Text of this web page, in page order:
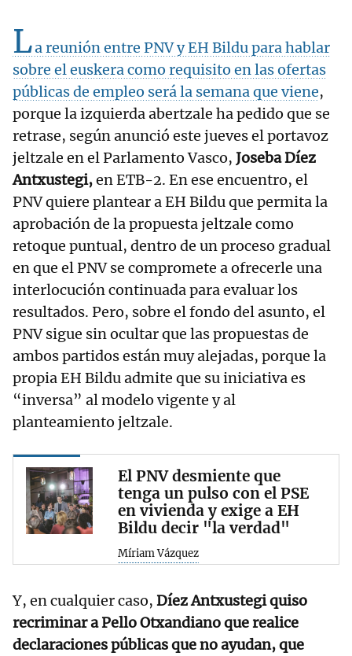
La reunión entre PNV y EH Bildu para hablar
sobre el euskera como requisito en las ofertas
públicas de empleo será la semana que viene,
porque la izquierda abertzale ha pedido que se
retrase, según anunció este jueves el portavoz
jeltzale en el Parlamento Vasco, Joseba Díez
Antxustegi,en ETB-2. En ese encuentro, el
PNV quiere plantear a EH Bildu que permita la
aprobación de la propuesta jeltzale como
retoque puntual, dentro de un proceso gradual
en que el PNV se compromete a ofrecerle una
interlocución continuada para evaluar los
resultados. Pero, sobre el fondo del asunto, el
PNV sigue sin ocultar que las propuestas de
ambos partidos están muy alejadas, porque la
propia EH Bildu admite que su iniciativa es
“inversa” al modelo vigente y al
planteamiento jeltzale.
El PNV desmiente que
tenga un pulso con el PSE
en vivienda y exige a EH
Bildu decir "la verdad"
Míriam Vázquez
Y, en cualquier caso, Díez Antxustegi quiso
recriminar a Pello Otxandiano que realice
declaraciones públicas que no ayudan, que